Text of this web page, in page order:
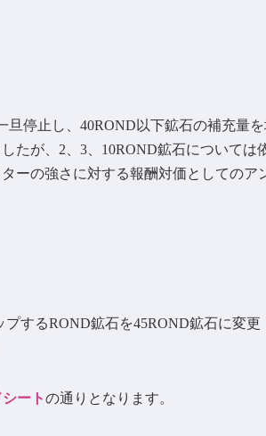
停止し、40ROND以下鉱石の補充量を
たが、2、3、10ROND鉱石については
ーの強さに対する報酬対価としてのア
するROND鉱石を45ROND鉱石に変更
ートの通りとなります。